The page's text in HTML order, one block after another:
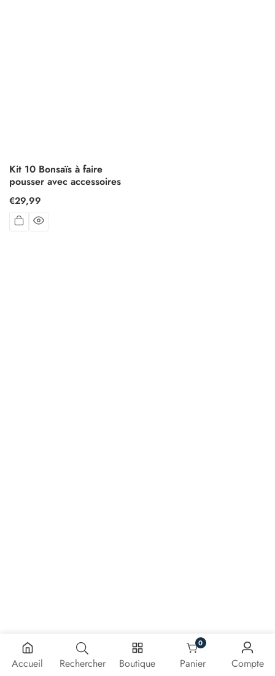
Kit 10 Bonsaïs à faire
pousser avec accessoires
Prix
habituel
€29,99
Accueil Rechercher Boutique Panier
00 article
Compte